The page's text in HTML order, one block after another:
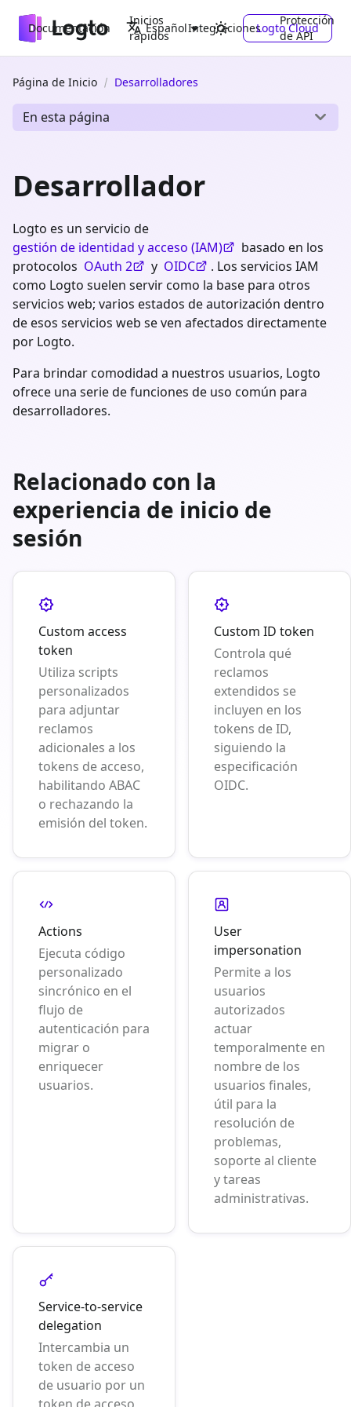
Documentación
Inicios
rápidos
Integraciones
Protección
de API
Español Logto Cloud
Página de Inicio Desarrolladores
En esta página
Desarrollador
Logto es un servicio de
gestión de identidad y acceso (IAM)
basado en los
protocolos OAuth 2 y OIDC
. Los servicios IAM
como Logto suelen servir como la base para otros
servicios web; varios estados de autorización dentro
de esos servicios web se ven afectados directamente
por Logto.
Para brindar comodidad a nuestros usuarios, Logto
ofrece una serie de funciones de uso común para
desarrolladores.
Relacionado con la
experiencia de inicio de
sesión
Custom access
token
Utiliza scripts
personalizados
para adjuntar
reclamos
adicionales a los
tokens de acceso,
habilitando ABAC
o rechazando la
emisión del token.
Custom ID token
Controla qué
reclamos
extendidos se
incluyen en los
tokens de ID,
siguiendo la
especificación
OIDC.
Actions
Ejecuta código
personalizado
sincrónico en el
flujo de
autenticación para
migrar o
enriquecer
usuarios.
User
impersonation
Permite a los
usuarios
autorizados
actuar
temporalmente en
nombre de los
usuarios finales,
útil para la
resolución de
problemas,
soporte al cliente
y tareas
administrativas.
Service-to-service
delegation
Intercambia un
token de acceso
de usuario por un